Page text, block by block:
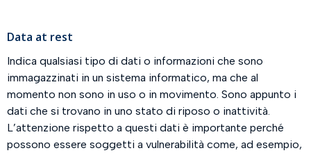
Data at rest
Indica qualsiasi tipo di dati o informazioni che sono
immagazzinati in un sistema informatico, ma che al
momento non sono in uso o in movimento. Sono appunto i
dati che si trovano in uno stato di riposo o inattività.
L’attenzione rispetto a questi dati è importante perché
possono essere soggetti a vulnerabilità come, ad esempio,